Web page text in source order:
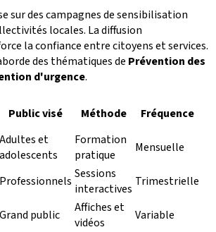
sur des campagnes de sensibilisation
locales. La diffusion
la confiance entre citoyens et services.
des thématiques de Prévention des
d'urgence.
Public visé Méthode Fréquence
Adultes et
adolescents
Formation
pratique
Mensuelle
Professionnels Sessions
interactives Trimestrielle
Grand public
Affiches et
vidéos
Variable